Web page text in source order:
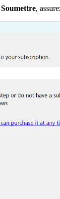
Soumettre,